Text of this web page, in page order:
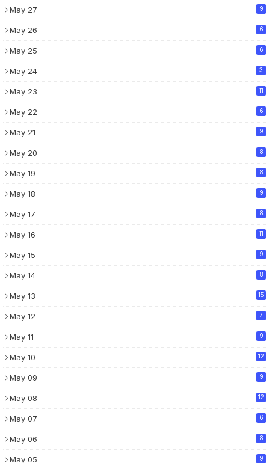
May 27 9
May 26 6
May 25 6
May 24 3
May 23 11
May 22 6
May 21 9
May 20 8
May 19 8
May 18 9
May 17 8
May 16 11
May 15 9
May 14 8
May 13 15
May 12 7
May 11 9
May 10 12
May 09 9
May 08 12
May 07 6
May 06 8
May 05 9